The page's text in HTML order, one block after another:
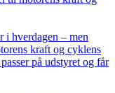
i hverdagen – men
kraft og cyklens
på udstyret og får